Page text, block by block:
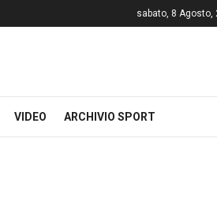
sabato, 8 Agosto,
VIDEO ARCHIVIO SPORT